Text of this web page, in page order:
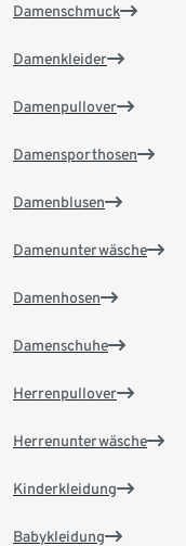
Damenschmuck
Damenkleider
Damenpullover
Damensporthosen
Damenblusen
Damenunterwäsche
Damenhosen
Damenschuhe
Herrenpullover
Herrenunterwäsche
Kinderkleidung
Babykleidung